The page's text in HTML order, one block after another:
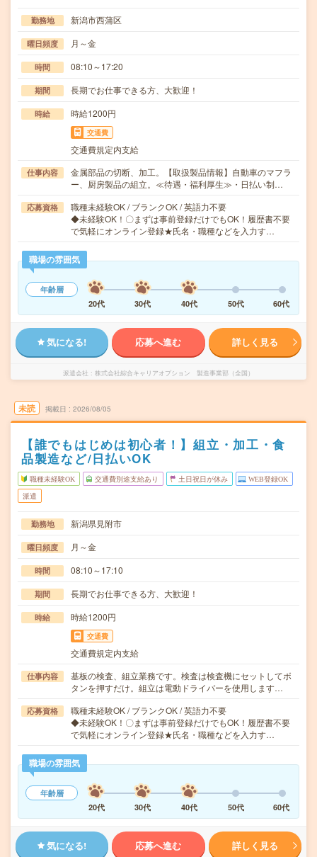
勤務地 新潟市西蒲区
曜日頻度 月～金
時間 08:10～17:20
期間 長期でお仕事できる方、大歓迎！
時給 時給1200円
交通費
交通費規定内支給
仕事内容
金属部品の切断、加工。【取扱製品情報】自動車のマフラ
ー、厨房製品の組立。≪待遇・福利厚生≫・日払い制…
応募資格
職種未経験OK / ブランクOK / 英語力不要
◆未経験OK！〇まずは事前登録だけでもOK！履歴書不要
で気軽にオンライン登録★氏名・職種などを入力す…
職場の雰囲気
年齢層
20代
30代 40代 50代 60代
気になる! 応募へ進む 詳しく見る
派遣会社 株式会社綜合キャリアオプション 製造事業部（全国）
未読 掲載日 2026/08/05
【誰でもはじめは初心者！】組立・加工・食
品製造など/日払いOK
職種未経験OK 交通費別途支給あり 土日祝日が休み WEB登録OK
派遣
勤務地 新潟県見附市
曜日頻度 月～金
時間 08:10～17:10
期間 長期でお仕事できる方、大歓迎！
時給 時給1200円
交通費
交通費規定内支給
仕事内容
基板の検査、組立業務です。検査は検査機にセットしてボ
タンを押すだけ。組立は電動ドライバーを使用します…
応募資格
職種未経験OK / ブランクOK / 英語力不要
◆未経験OK！〇まずは事前登録だけでもOK！履歴書不要
で気軽にオンライン登録★氏名・職種などを入力す…
職場の雰囲気
年齢層
20代
30代 40代 50代 60代
気になる! 応募へ進む 詳しく見る